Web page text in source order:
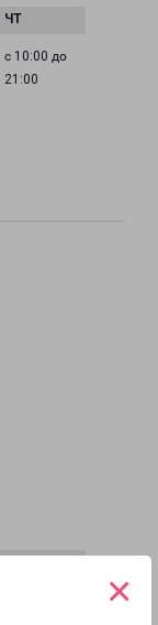
×
с 10:00 до
21:00